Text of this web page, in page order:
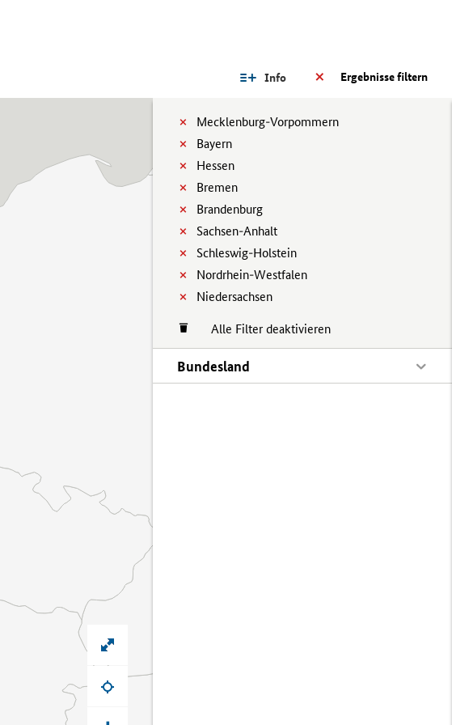
Ergebnisse filtern
Info
Mecklenburg-Vorpommern
Bayern
Hessen
Bremen
Brandenburg
Sachsen-Anhalt
Schleswig-Holstein
Nordrhein-Westfalen
Niedersachsen
Alle Filter deaktivieren
Bundesland